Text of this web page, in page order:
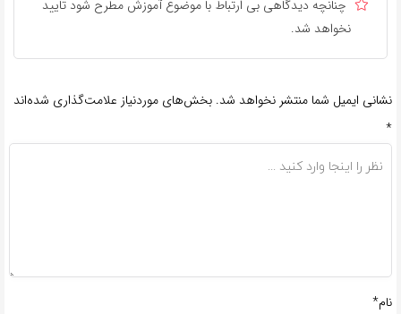
چنانچه دیدگاهی بی ارتباط با موضوع آموزش مطرح شود تایید
نخواهد شد.
نشانی ایمیل شما منتشر نخواهد شد. بخش‌های موردنیاز علامت‌گذاری شده‌اند
*
نام*